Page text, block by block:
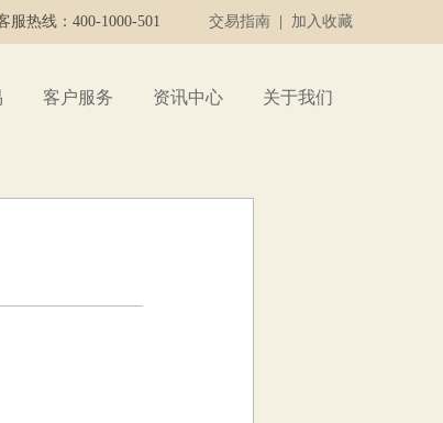
服热线：400-1000-501 交易指南 加入收藏
客户服务 资讯中心 关于我们